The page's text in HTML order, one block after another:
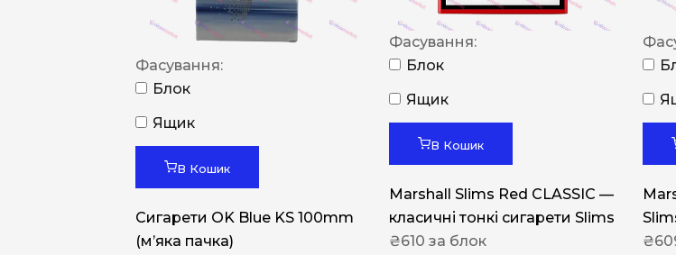
Italian Blend 821
Arizona
Cigaronne
Фасування:
Блок
Ящик
В Кошик
Сигарети OK Blue KS 100mm
(м’яка пачка)
Фасування:
Блок
Ящик
В Кошик
Marshall Slims Red CLASSIC —
класичні тонкі сигарети Slims
₴610 за блок
₴